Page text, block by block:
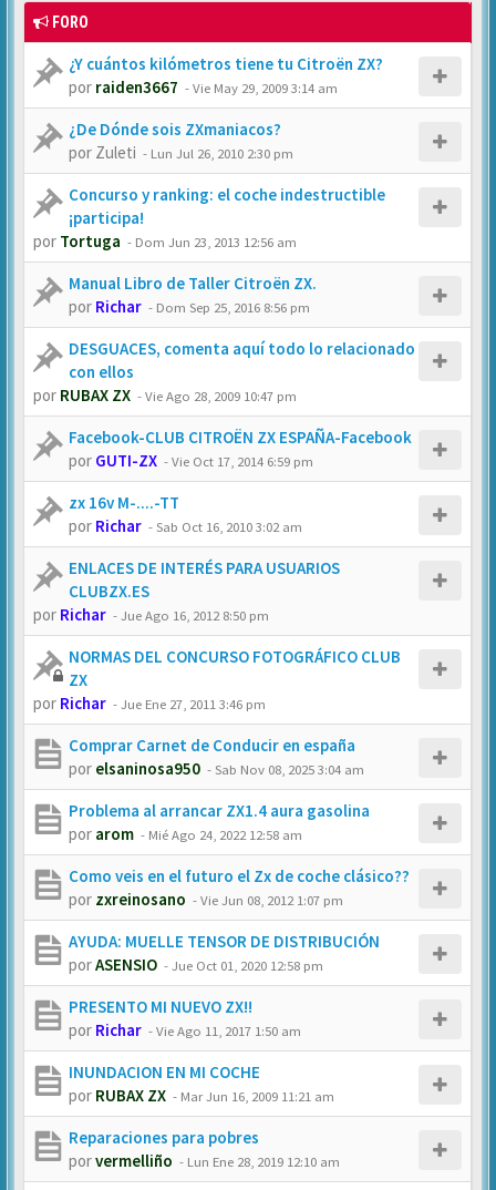
FORO
¿Y cuántos kilómetros tiene tu Citroën ZX?
por raiden3667 -Vie May 29, 2009 3:14 am
¿De Dónde sois ZXmaniacos?
por Zuleti - Lun Jul 26, 2010 2:30 pm
Concurso y ranking: el coche indestructible
¡participa!
por Tortuga - Dom Jun 23, 2013 12:56 am
Manual Libro de Taller Citroën ZX.
por Richar - Dom Sep 25, 2016 8:56 pm
DESGUACES, comenta aquí todo lo relacionado
con ellos
por RUBAX ZX -Vie Ago 28, 2009 10:47 pm
Facebook-CLUB CITROËN ZX ESPAÑA-Facebook
por GUTI-ZX -Vie Oct 17, 2014 6:59 pm
zx 16v M-....-TT
por Richar -Sab Oct 16, 2010 3:02 am
ENLACES DE INTERÉS PARA USUARIOS
CLUBZX.ES
por Richar -Jue Ago 16, 2012 8:50 pm
NORMAS DEL CONCURSO FOTOGRÁFICO CLUB
ZX
por Richar -Jue Ene 27, 2011 3:46 pm
Comprar Carnet de Conducir en españa
por elsaninosa950 -Sab Nov 08, 2025 3:04 am
Problema al arrancar ZX1.4 aura gasolina
por arom - Mié Ago 24, 2022 12:58 am
Como veis en el futuro el Zx de coche clásico??
por zxreinosano -Vie Jun 08, 2012 1:07 pm
AYUDA: MUELLE TENSOR DE DISTRIBUCIÓN
porASENSIO -Jue Oct 01, 2020 12:58 pm
PRESENTO MI NUEVO ZX!!
por Richar -Vie Ago 11, 2017 1:50 am
INUNDACION EN MI COCHE
por RUBAX ZX - Mar Jun 16, 2009 11:21 am
Reparaciones para pobres
porvermelliño - Lun Ene 28, 2019 12:10 am